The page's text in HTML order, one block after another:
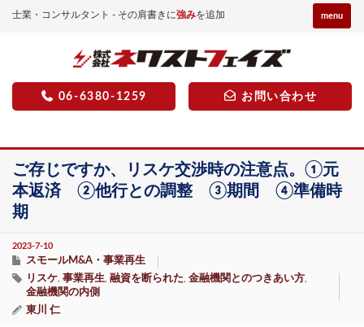
士業・コンサルタント - その肩書きに強みを追加 menu
06-6380-1259 お問い合わせ
ご存じですか、リスケ交渉時の注意点。①元
本返済 ②他行との調整 ③期間 ④準備時
期
2023-7-10
スモールM&A・事業再生
リスケ 事業再生 融資を断られた 金融機関とのつきあい方
金融機関の内側
東川 仁